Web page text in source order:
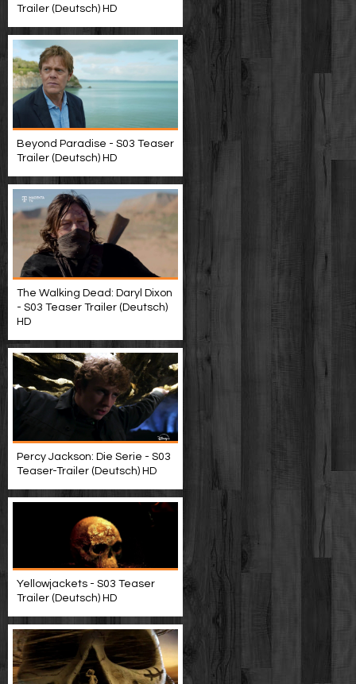
Trailer (Deutsch) HD
Beyond Paradise - S03 Teaser
Trailer (Deutsch) HD
The Walking Dead: Daryl Dixon
- S03 Teaser Trailer (Deutsch)
HD
Percy Jackson: Die Serie - S03
Teaser-Trailer (Deutsch) HD
Yellowjackets - S03 Teaser
Trailer (Deutsch) HD